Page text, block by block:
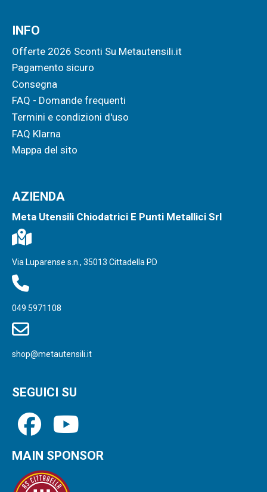
INFO
Offerte 2026 Sconti Su Metautensili.it
Pagamento sicuro
Consegna
FAQ - Domande frequenti
Termini e condizioni d'uso
FAQ Klarna
Mappa del sito
AZIENDA
Meta Utensili Chiodatrici E Punti Metallici Srl
Via Luparense s.n., 35013 Cittadella PD
049 5971108
shop@metautensili.it
SEGUICI SU
MAIN SPONSOR